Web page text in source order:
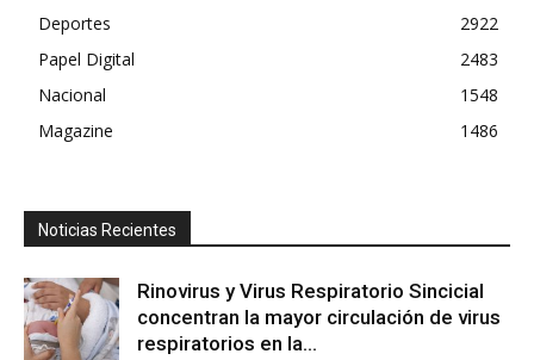
Deportes
2922
Papel Digital
2483
Nacional
1548
Magazine
1486
Noticias Recientes
Rinovirus y Virus Respiratorio Sincicial
concentran la mayor circulación de virus
respiratorios en la...